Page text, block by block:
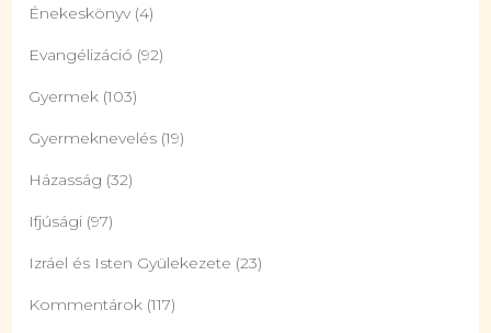
Énekeskönyv (4)
Evangélizáció (92)
Gyermek (103)
Gyermeknevelés (19)
Házasság (32)
Ifjúsági (97)
Izráel és Isten Gyülekezete (23)
Kommentárok (117)